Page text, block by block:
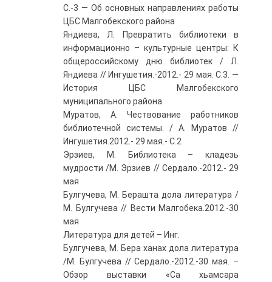
С.-3 — Об основных направлениях работы
ЦБС Малгобекского района
Яндиева, Л. Превратить библиотеки в
информационно – культурные центры: К
общероссийскому дню библиотек / Л.
Яндиева // Ингушетия.-2012.- 29 мая. С.3. —
История ЦБС Малгобекского
муниципального района
Муратов, А. Чествование работников
библиотечной системы. / А. Муратов //
Ингушетия.2012.- 29 мая.- С.2
Эрзиев, М. Библиотека – кладезь
мудрости /М. Эрзиев // Сердало.-2012.- 29
мая
Булгучева, М. Берашта дола литература /
М. Булгучева // Вести Малгобека.2012.-30
мая
Литература для детей – Инг.
Булгучева, М. Бера ханах дола литература
/М. Булгучева // Сердало.-2012.-30 мая. –
Обзор выставки «Са хьамсара